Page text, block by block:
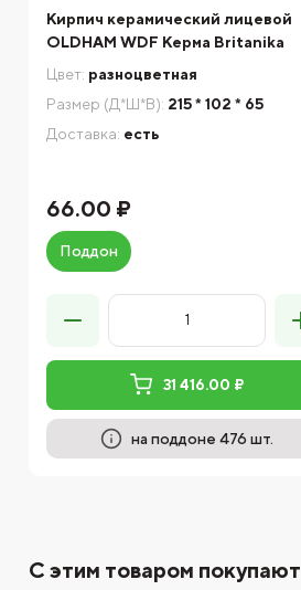
Кирпич керамический лицевой
OLDHAM WDF Керма Britanika
Цвет: разноцветная
Размер (Д*Ш*В): 215 * 102 * 65
Доставка: есть
66.00 ₽
Поддон
31 416.00 ₽
на поддоне 476 шт.
С этим товаром покупают